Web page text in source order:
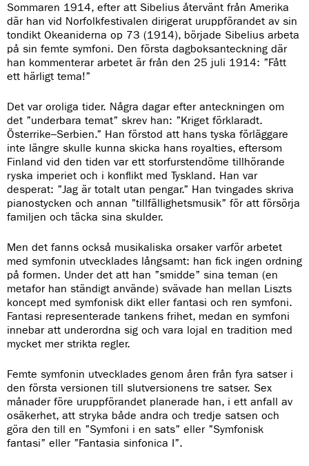
Sommaren 1914, efter att Sibelius återvänt från Amerika
där han vid Norfolkfestivalen dirigerat uruppförandet av sin
tondikt Okeaniderna op 73 (1914), började Sibelius arbeta
på sin femte symfoni. Den första dagboksanteckning där
han kommenterar arbetet är från den 25 juli 1914: ”Fått
ett härligt tema!”
Det var oroliga tider. Några dagar efter anteckningen om
det ”underbara temat” skrev han: ”Kriget förklaradt.
Österrike–Serbien.” Han förstod att hans tyska förläggare
inte längre skulle kunna skicka hans royalties, eftersom
Finland vid den tiden var ett storfurstendöme tillhörande
ryska imperiet och i konflikt med Tyskland. Han var
desperat: ”Jag är totalt utan pengar.” Han tvingades skriva
pianostycken och annan ”tillfällighetsmusik” för att försörja
familjen och täcka sina skulder.
Men det fanns också musikaliska orsaker varför arbetet
med symfonin utvecklades långsamt: han fick ingen ordning
på formen. Under det att han ”smidde” sina teman (en
metafor han ständigt använde) svävade han mellan Liszts
koncept med symfonisk dikt eller fantasi och ren symfoni.
Fantasi representerade tankens frihet, medan en symfoni
innebar att underordna sig och vara lojal en tradition med
mycket mer strikta regler.
Femte symfonin utvecklades genom åren från fyra satser i
den första versionen till slutversionens tre satser. Sex
månader före uruppförandet planerade han, i ett anfall av
osäkerhet, att stryka både andra och tredje satsen och
göra den till en ”Symfoni i en sats” eller ”Symfonisk
fantasi” eller ”Fantasia sinfonica I”.